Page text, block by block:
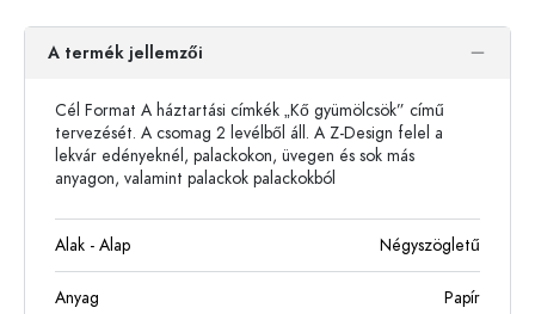
A termék jellemzői
Cél Format A háztartási címkék „Kő gyümölcsök” című
tervezését. A csomag 2 levélből áll. A Z-Design felel a
lekvár edényeknél, palackokon, üvegen és sok más
anyagon, valamint palackok palackokból
Alak - Alap Négyszögletű
Anyag Papír